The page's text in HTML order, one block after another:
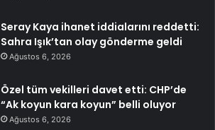
Seray Kaya ihanet iddialarını reddetti:
Sahra Işık’tan olay gönderme geldi
Ağustos 6, 2026
Özel tüm vekilleri davet etti: CHP’de
“Ak koyun kara koyun” belli oluyor
Ağustos 6, 2026